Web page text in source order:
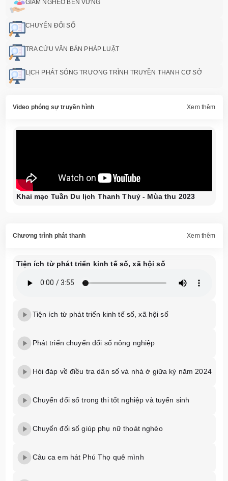
GIẢM NGHÈO BỀN VỮNG
CHUYỂN ĐỔI SỐ
TRA CỨU VĂN BẢN PHÁP LUẬT
LỊCH PHÁT SÓNG TRƯƠNG TRÌNH TRUYỀN THANH CƠ SỞ
Video phóng sự truyền hình Xem thêm
Khai mạc Tuần Du lịch Thanh Thuỷ - Mùa thu 2023
Chương trình phát thanh Xem thêm
Tiện ích từ phát triển kinh tế số, xã hội số
Tiện ích từ phát triển kinh tế số, xã hội số
Phát triển chuyển đổi số nông nghiệp
Hỏi đáp về điều tra dân số và nhà ở giữa kỳ năm 2024
Chuyển đổi số trong thi tốt nghiệp và tuyển sinh
Chuyển đối số giúp phụ nữ thoát nghèo
Câu ca em hát Phú Thọ quê mình